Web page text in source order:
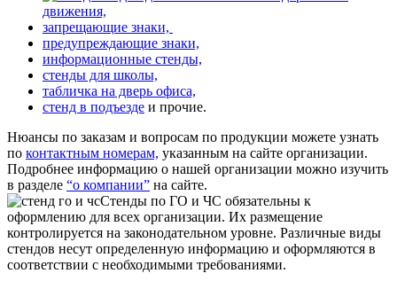
движения,
запрещающие знаки,
предупреждающие знаки,
информационные стенды,
стенды для школы,
табличка на дверь офиса,
стенд в подъезде и прочие.
Нюансы по заказам и вопросам по продукции можете узнать
по контактным номерам, указанным на сайте организации.
Подробнее информацию о нашей организации можно изучить
в разделе “о компании” на сайте.
Стенды по ГО и ЧС обязательны к
оформлению для всех организации. Их размещение
контролируется на законодательном уровне. Различные виды
стендов несут определенную информацию и оформляются в
соответствии с необходимыми требованиями.